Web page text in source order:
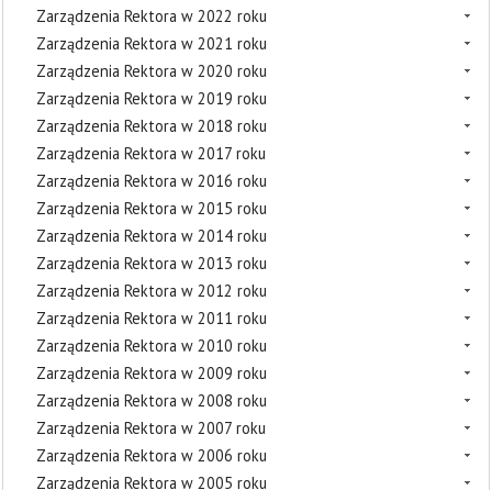
Zarządzenia Rektora w 2022 roku
Zarządzenia Rektora w 2021 roku
Zarządzenia Rektora w 2020 roku
Zarządzenia Rektora w 2019 roku
Zarządzenia Rektora w 2018 roku
Zarządzenia Rektora w 2017 roku
Zarządzenia Rektora w 2016 roku
Zarządzenia Rektora w 2015 roku
Zarządzenia Rektora w 2014 roku
Zarządzenia Rektora w 2013 roku
Zarządzenia Rektora w 2012 roku
Zarządzenia Rektora w 2011 roku
Zarządzenia Rektora w 2010 roku
Zarządzenia Rektora w 2009 roku
Zarządzenia Rektora w 2008 roku
Zarządzenia Rektora w 2007 roku
Zarządzenia Rektora w 2006 roku
Zarządzenia Rektora w 2005 roku